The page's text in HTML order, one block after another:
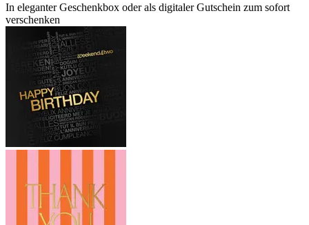
In eleganter Geschenkbox oder als digitaler Gutschein zum sofort
verschenken